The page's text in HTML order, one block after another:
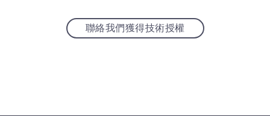
聯絡我們獲得技術授權